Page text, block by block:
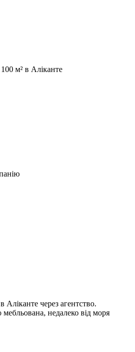
м² в Аліканте
Аліканте через агентство.
недалеко від моря